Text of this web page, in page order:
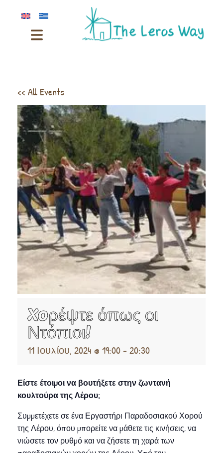
<< All Events
Xoρέψτε όπως οι
Ντόπιοι!
11 Ιουλίου, 2024 @ 19:00-20:30
Είστε έτοιμοι να βουτήξετε στην ζωντανή
κουλτούρα της Λέρου;
Συμμετέχετε σε ένα Εργαστήρι Παραδοσιακού Χορού
της Λέρου, όπου μπορείτε να μάθετε τις κινήσεις, να
νιώσετε τον ρυθμό και να ζήσετε τη χαρά των